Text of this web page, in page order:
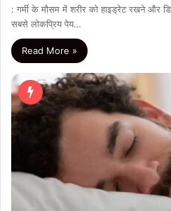
: गर्मी के मौसम में शरीर को हाइड्रेट रखने और
सबसे लोकप्रिय पेय…
Read More »